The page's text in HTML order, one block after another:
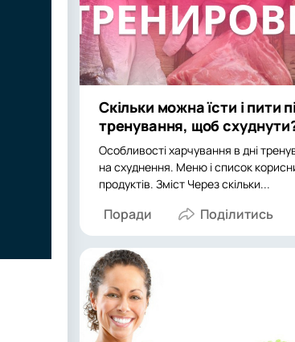
Скільки можна їсти і пити
тренування, щоб
Особливості харчування в дні
на схуднення. Меню і список
продуктів. Зміст Через скільки...
Поради